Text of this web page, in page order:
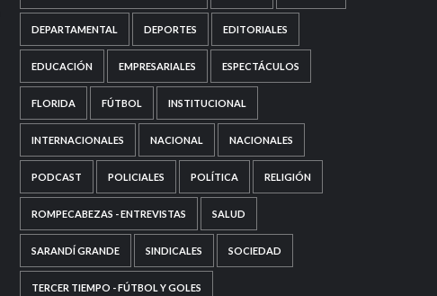
DEPARTAMENTAL DEPORTES EDITORIALES
EDUCACIÓN EMPRESARIALES ESPECTÁCULOS
FLORIDA FÚTBOL INSTITUCIONAL
INTERNACIONALES NACIONAL NACIONALES
PODCAST POLICIALES POLÍTICA RELIGIÓN
ROMPECABEZAS - ENTREVISTAS SALUD
SARANDÍ GRANDE SINDICALES SOCIEDAD
TERCER TIEMPO - FÚTBOL Y GOLES